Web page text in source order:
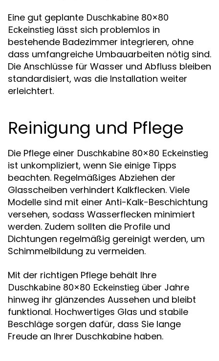
Eine gut geplante Duschkabine 80x80
Eckeinstieg lässt sich problemlos in
bestehende Badezimmer integrieren, ohne
dass umfangreiche Umbauarbeiten nötig sind.
Die Anschlüsse für Wasser und Abfluss bleiben
standardisiert, was die Installation weiter
erleichtert.
Reinigung und Pflege
Die Pflege einer Duschkabine 80x80 Eckeinstieg
ist unkompliziert, wenn Sie einige Tipps
beachten. Regelmäßiges Abziehen der
Glasscheiben verhindert Kalkflecken. Viele
Modelle sind mit einer Anti-Kalk-Beschichtung
versehen, sodass Wasserflecken minimiert
werden. Zudem sollten die Profile und
Dichtungen regelmäßig gereinigt werden, um
Schimmelbildung zu vermeiden.
Mit der richtigen Pflege behält Ihre
Duschkabine 80x80 Eckeinstieg über Jahre
hinweg ihr glänzendes Aussehen und bleibt
funktional. Hochwertiges Glas und stabile
Beschläge sorgen dafür, dass Sie lange
Freude an Ihrer Duschkabine haben.